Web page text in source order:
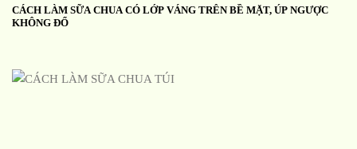
CÁCH LÀM SỮA CHUA CÓ LỚP VÁNG TRÊN BỀ MẶT, ÚP NGƯỢC
KHÔNG ĐỔ